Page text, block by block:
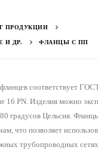
ПРОДУКЦИИ
И ДР. ФЛАНЦЫ С ПП
соответствует
16 PN. Изделия можно
градусов Цельсия.
что позволяет
трубопроводных